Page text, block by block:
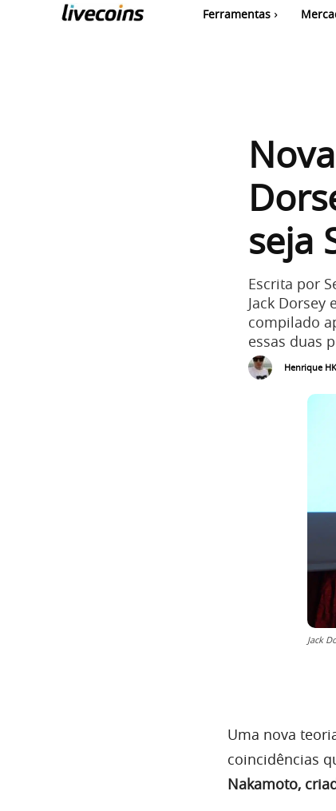
Ferramentas
seja
Escrita por
Jack Dorsey
compilado
essas duas
Henrique HK
Jack
Uma nova
coincidências
Nakamoto,